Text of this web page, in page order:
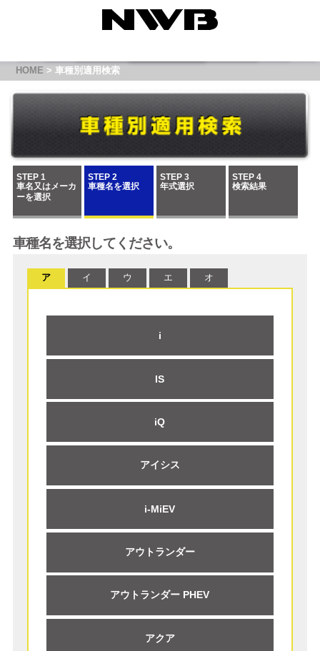
HOME > 車種別適用検索
STEP 1
車名又はメーカ
ーを選択
STEP 2
車種名を選択
STEP 3
年式選択
STEP 4
検索結果
車種名を選択してください。
ア イ ウ エ オ
i
IS
iQ
アイシス
i-MiEV
アウトランダー
アウトランダー PHEV
アクア